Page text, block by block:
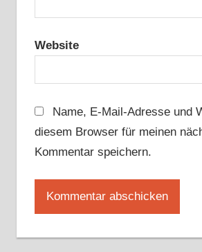
Website
Name, E-Mail-Adresse und
diesem Browser für meinen
Kommentar speichern.